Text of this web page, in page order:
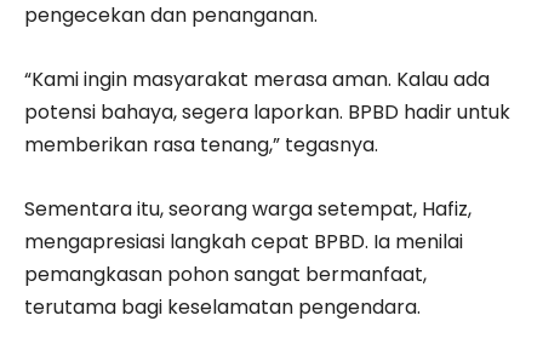
pengecekan dan penanganan.
“Kami ingin masyarakat merasa aman. Kalau ada
potensi bahaya, segera laporkan. BPBD hadir untuk
memberikan rasa tenang,” tegasnya.
Sementara itu, seorang warga setempat, Hafiz,
mengapresiasi langkah cepat BPBD. Ia menilai
pemangkasan pohon sangat bermanfaat,
terutama bagi keselamatan pengendara.